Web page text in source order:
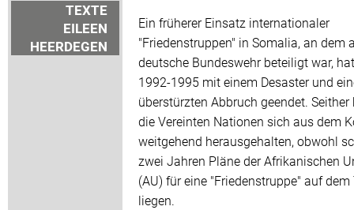
TEXTE
EILEEN
HEERDEGEN
Ein früherer Einsatz internationaler
"Friedenstruppen" in Somalia, an dem
deutsche Bundeswehr beteiligt war,
1992-1995 mit einem Desaster und
überstürzten Abbruch geendet. Seither
die Vereinten Nationen sich aus dem
weitgehend herausgehalten, obwohl
zwei Jahren Pläne der Afrikanischen
(AU) für eine "Friedenstruppe" auf
liegen.